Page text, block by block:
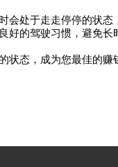
处于走走停停的状
的驾驶习惯，避免
态，成为您最佳的赚